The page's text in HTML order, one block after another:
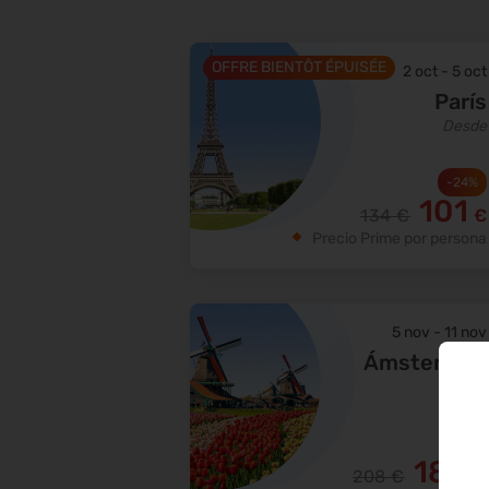
OFFRE BIENTÔT ÉPUISÉE 2 oct - 5 oct
París
-24%
101 €
5 nov - 11 nov
Ámsterdam
180